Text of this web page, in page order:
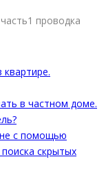
проводка
квартире.
в частном доме.
с помощью
скрытых